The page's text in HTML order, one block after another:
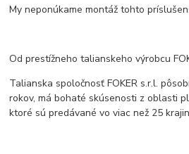
My neponúkame montáž tohto
Od prestížneho talianskeho výrobcu
Talianska spoločnosť FOKER s.r.l.
rokov, má bohaté skúsenosti z oblasti
ktoré sú predávané vo viac než 25